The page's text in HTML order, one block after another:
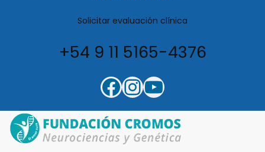
Solicitar evaluación clínica
+54 9 11 5165-4376